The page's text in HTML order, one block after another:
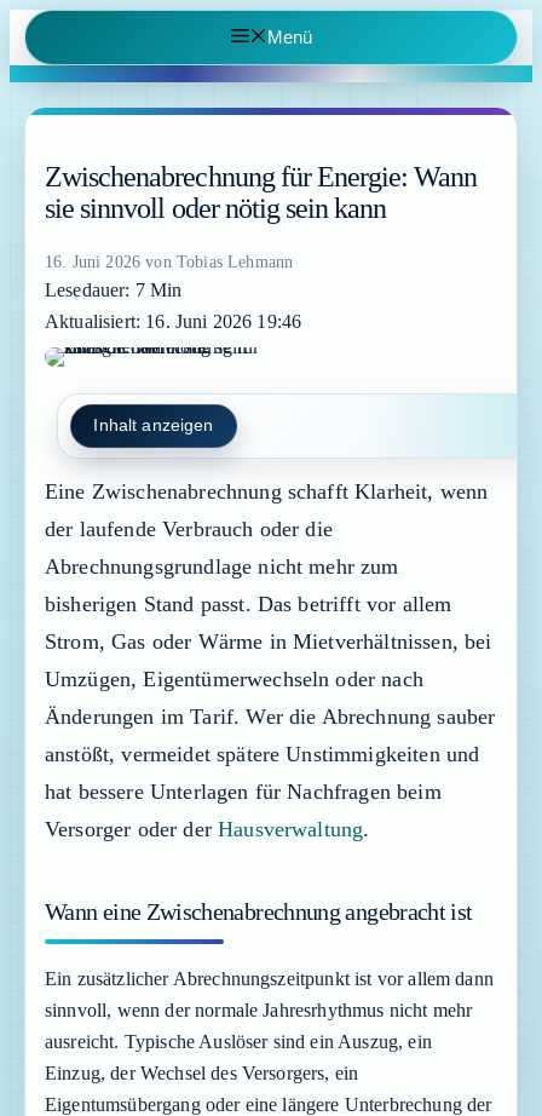
Zum
Inhalt
springen
Menü
Zwischenabrechnung für Energie: Wann
sie sinnvoll oder nötig sein kann
16. Juni 2026 von Tobias Lehmann
Lesedauer: 7 Min
Aktualisiert: 16. Juni 2026 19:46
Inhalt anzeigen
Eine Zwischenabrechnung schafft Klarheit, wenn
der laufende Verbrauch oder die
Abrechnungsgrundlage nicht mehr zum
bisherigen Stand passt. Das betrifft vor allem
Strom, Gas oder Wärme in Mietverhältnissen, bei
Umzügen, Eigentümerwechseln oder nach
Änderungen im Tarif. Wer die Abrechnung sauber
anstößt, vermeidet spätere Unstimmigkeiten und
hat bessere Unterlagen für Nachfragen beim
Versorger oder derHausverwaltung.
Wann eine Zwischenabrechnung angebracht ist
Ein zusätzlicher Abrechnungszeitpunkt ist vor allem dann
sinnvoll, wenn der normale Jahresrhythmus nicht mehr
ausreicht. Typische Auslöser sind ein Auszug, ein
Einzug, der Wechsel des Versorgers, ein
Eigentumsübergang oder eine längere Unterbrechung der